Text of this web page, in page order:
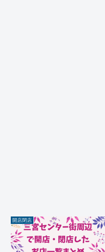
開店閉店